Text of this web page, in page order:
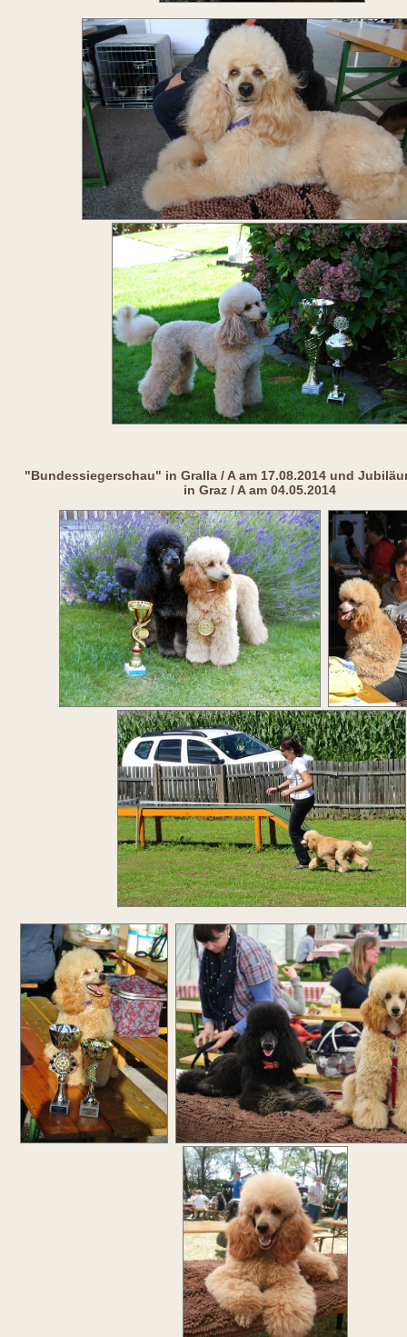
"Bundessiegerschau" in Gralla / A am 17.08.2014 und
in Graz / A am 04.05.2014